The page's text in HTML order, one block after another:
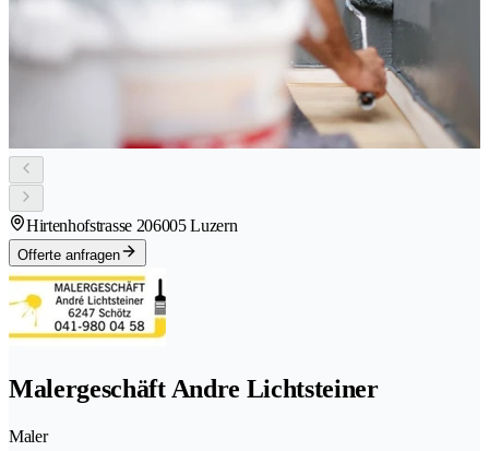
Hirtenhofstrasse 206005 Luzern
Offerte anfragen
Malergeschäft Andre Lichtsteiner
Maler